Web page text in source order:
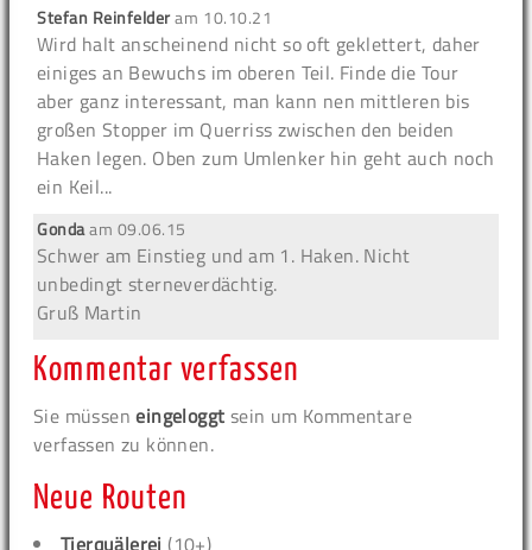
Stefan Reinfelderam 10.10.21
Wird halt anscheinend nicht so oft geklettert, daher
einiges an Bewuchs im oberen Teil. Finde die Tour
aber ganz interessant, man kann nen mittleren bis
großen Stopper im Querriss zwischen den beiden
Haken legen. Oben zum Umlenker hin geht auch noch
ein Keil...
Gondaam 09.06.15
Schwer am Einstieg und am 1. Haken. Nicht
unbedingt sterneverdächtig.
Gruß Martin
Kommentar verfassen
Sie müsseneingeloggt sein um Kommentare
verfassen zu können.
Neue Routen
Tierquälerei (10+)